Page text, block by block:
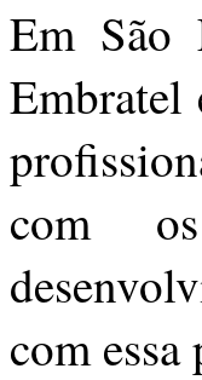
Em São
com
com